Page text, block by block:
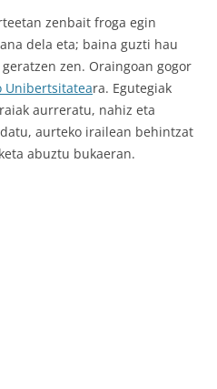
zenbait froga egin
dela eta; baina guzti hau
zen. Oraingoan gogor
Unibertsitateara. Egutegiak
aurreratu, nahiz eta
aurteko irailean behintzat
abuztu bukaeran.